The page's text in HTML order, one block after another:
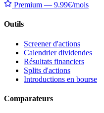
Premium — 9.99€/mois
Outils
Screener d'actions
Calendrier dividendes
Résultats financiers
Splits d'actions
Introductions en bourse
Comparateurs